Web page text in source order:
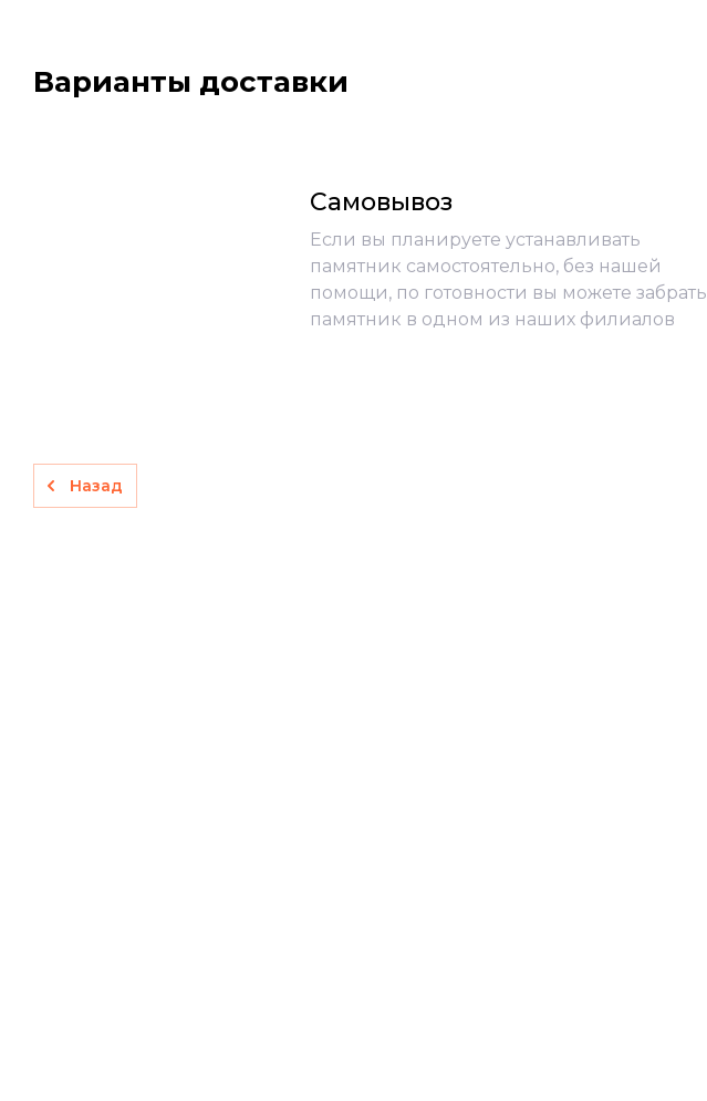
Варианты доставки
Самовывоз
Если вы планируете устанавливать
памятник самостоятельно, без нашей
помощи, по готовности вы можете забрать
памятник в одном из наших филиалов
Назад